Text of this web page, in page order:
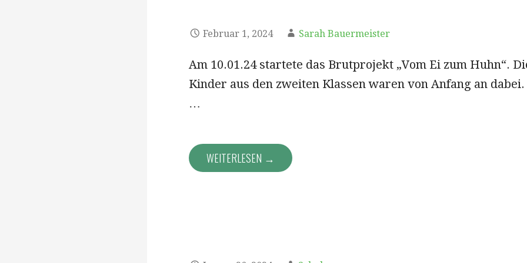
Februar 1, 2024 Sarah Bauermeister
Am 10.01.24 startete das Brutprojekt „Vom Ei zum Huhn“.
Kinder aus den zweiten Klassen waren von Anfang an dabei.
…
WEITERLESEN →